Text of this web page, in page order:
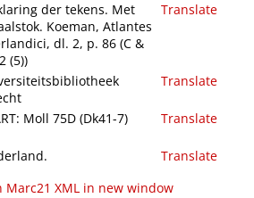
der tekens. Met
Koeman, Atlantes
dl. 2, p. 86 (C &
(5))
Translate
Translate
Moll 75D (Dk41-7) Translate
Translate
Marc21 XML in new window